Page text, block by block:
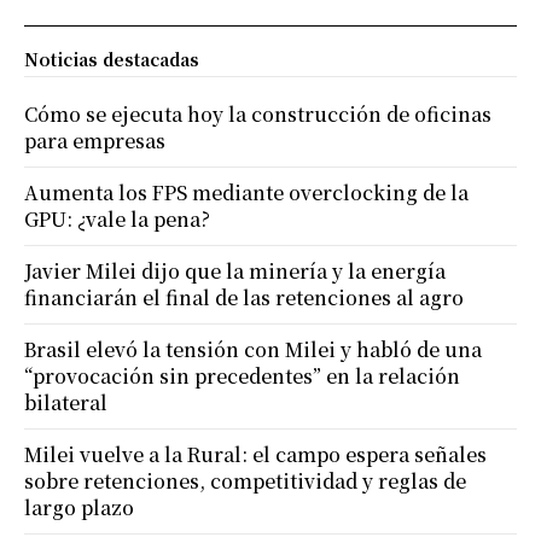
Noticias destacadas
Cómo se ejecuta hoy la construcción de oficinas
para empresas
Aumenta los FPS mediante overclocking de la
GPU: ¿vale la pena?
Javier Milei dijo que la minería y la energía
financiarán el final de las retenciones al agro
Brasil elevó la tensión con Milei y habló de una
“provocación sin precedentes” en la relación
bilateral
Milei vuelve a la Rural: el campo espera señales
sobre retenciones, competitividad y reglas de
largo plazo